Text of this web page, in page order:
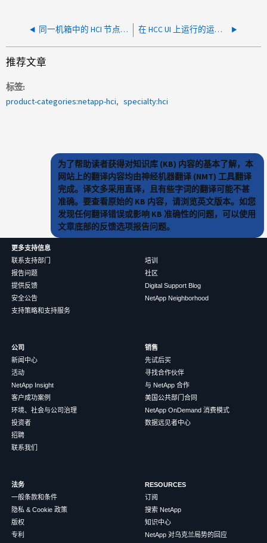
同一机箱中的 HCI 节点会不断重新启动 在 HCC UI 上运行的运行状况检查未响应或停止
推荐文章
标签
product-categories:netapp-hci
specialty:hci
为了帮助读者获得对知识库 (KB) 内容的基本了解，本
网站上的翻译内容均由神经机器翻译 (NMT) 工具翻译
完成。译文多采用直译，且有些字词的翻译可能不甚
准确。要查看原始的 KB 内容，请浏览英文版本。如您
发现任何翻译错误或影响 KB 准确性的问题，可以使用
文章底部的反馈选项报告问题。
更多支持信息
联系支持部门
报告问题
提供反馈
安全公告
支持策略和支持服务
培训
社区
Digital Support Blog
NetApp Neighborhood
公司
新闻中心
活动
NetApp Insight
客户成功案例
环境、社会与公司治理
投资者
招聘
联系我们
销售
先试后买
寻找合作伙伴
与 NetApp 合作
美国公共部门合同
NetApp OnDemand 消费模式
数据远见者中心
法务
一般条款和条件
隐私 & Cookie 政策
版权
专利
RESOURCES
订阅
搜索 NetApp
知识中心
NetApp 对乌克兰局势的回应